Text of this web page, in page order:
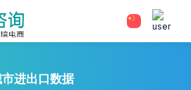
进出口数据